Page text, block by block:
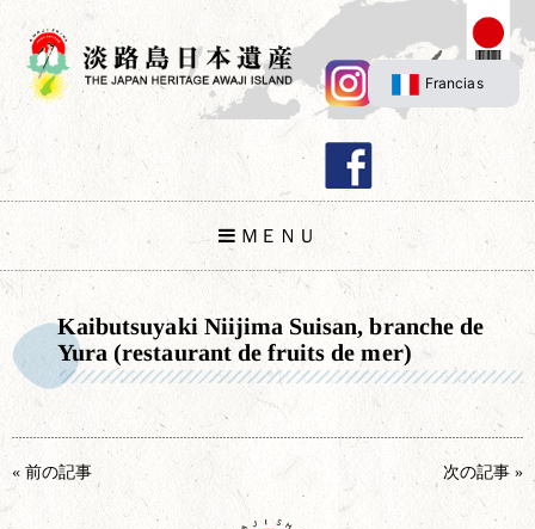
Francias
ＭＥＮＵ
Kaibutsuyaki Niijima Suisan, branche de
Yura (restaurant de fruits de mer)
« 前の記事 次の記事 »